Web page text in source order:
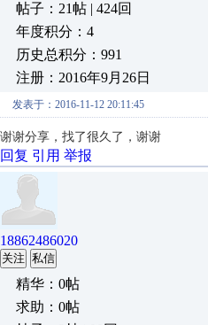
帖子：21帖 | 424回
年度积分：4
历史总积分：991
注册：2016年9月26日
发表于：2016-11-12 20:11:45
谢谢分享，找了很久了，谢谢
回复 引用 举报
18862486020
关注 私信
精华：0帖
求助：0帖